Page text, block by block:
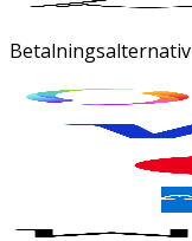
Betalningsalternativ